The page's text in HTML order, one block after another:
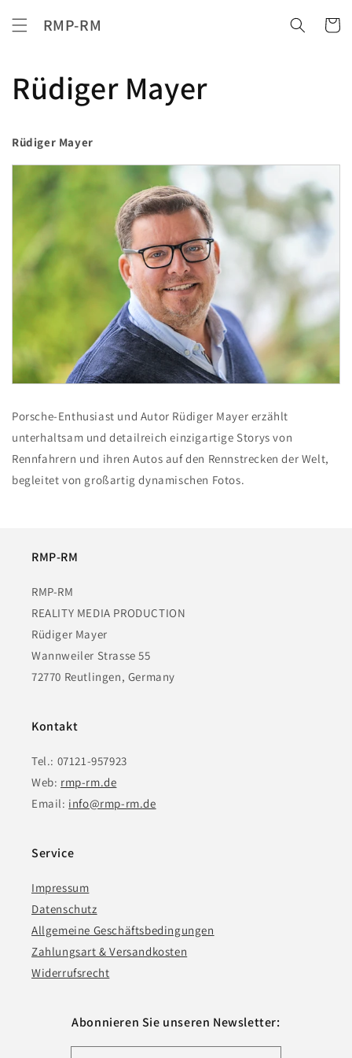
zum
InhaltRMP-RM
Rüdiger Mayer
Rüdiger Mayer
Porsche-Enthusiast und Autor Rüdiger Mayer erzählt
unterhaltsam und detailreich einzigartige Storys von
Rennfahrern und ihren Autos auf den Rennstrecken der Welt,
begleitet von großartig dynamischen Fotos.
RMP-RM
RMP-RM
REALITY MEDIA PRODUCTION
Rüdiger Mayer
Wannweiler Strasse 55
72770 Reutlingen, Germany
Kontakt
Tel.: 07121-957923
Web: rmp-rm.de
Email: info@rmp-rm.de
Service
Impressum
Datenschutz
Allgemeine Geschäftsbedingungen
Zahlungsart & Versandkosten
Widerrufsrecht
Abonnieren Sie unseren Newsletter: